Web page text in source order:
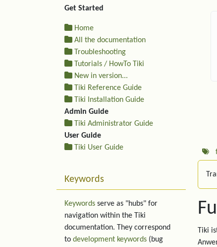
Tiki
Get Started
Home
All the documentation
Troubleshooting
Tutorials / HowTo Tiki
New in version...
Tiki Reference Guide
Tiki Installation Guide
Admin Guide
Tiki Administrator Guide
User Guide
Tiki User Guide
Keywords
Keywords serve as "hubs" for
navigation within the Tiki
documentation. They correspond
to development keywords (bug